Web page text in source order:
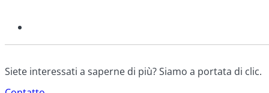
Siete interessati a saperne di più? Siamo a portata di clic.